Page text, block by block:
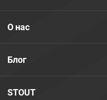
STOUT
Блог
О нас